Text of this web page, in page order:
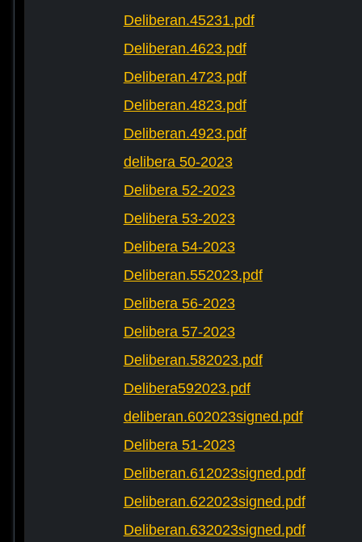
Deliberan.45231.pdf
Deliberan.4623.pdf
Deliberan.4723.pdf
Deliberan.4823.pdf
Deliberan.4923.pdf
delibera 50-2023
Delibera 52-2023
Delibera 53-2023
Delibera 54-2023
Deliberan.552023.pdf
Delibera 56-2023
Delibera 57-2023
Deliberan.582023.pdf
Delibera592023.pdf
deliberan.602023signed.pdf
Delibera 51-2023
Deliberan.612023signed.pdf
Deliberan.622023signed.pdf
Deliberan.632023signed.pdf